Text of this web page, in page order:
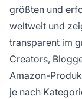
größten und
weltweit und
transparent im
Creators,
Amazon-
je nach